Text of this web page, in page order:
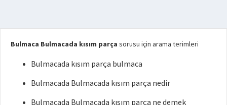
Bulmaca Bulmacada kısım parça sorusu için arama terimleri
Bulmacada kısım parça bulmaca
Bulmacada Bulmacada kısım parça nedir
Bulmacada Bulmacada kısım parça ne demek